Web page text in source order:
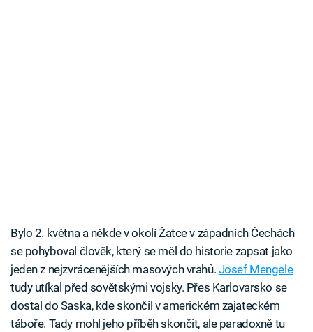
Bylo 2. května a někde v okolí Žatce v západních Čechách
se pohyboval člověk, který se měl do historie zapsat jako
jeden z nejzvrácenějších masových vrahů. Josef Mengele
tudy utíkal před sovětskými vojsky. Přes Karlovarsko se
dostal do Saska, kde skončil v americkém zajateckém
táboře. Tady mohl jeho příběh skončit, ale paradoxně tu